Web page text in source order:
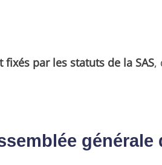
par les statuts de la SAS,
générale